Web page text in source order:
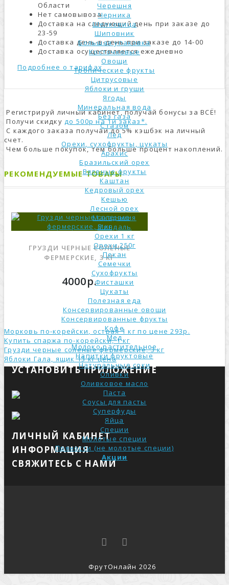
Черешня
Черника
Шелковица
Шиповник
Большая упаковка
Косточковые
Овощи
Тропические фрукты
Цитрусовые
Яблоки и груши
Ягоды
Минеральная вода
Без газа
С газом
Лёд
Орехи, сухофрукты, цукаты
Арахис
Бразильский орех
Вяленые фрукты
Каштан
Кедровый орех
Кешью
Лесной орех
Макадамия
Миндаль
Орехи 1 кг
Орехи 250г
Пекан
Семечки
Сухофрукты
Фисташки
Цукаты
Полезная еда
Консервированные овощи
Консервированные фрукты
Кофе
Мед
Молоко растительное
Напитки фруктовые
Натуральные соки
Оливки
Оливковое масло
Паста
Соусы для пасты
Суперфуды
Яйца
Специи
Молотые специи
Пряности (не молотые специи)
Акции
Области
Нет самовывоза
Доставка на следующий день при заказе до
23-59
Доставка день-в-день при заказе до 14-00
Доставка осуществляется ежедневно
Подробнее о тарифах
Регистрируй личный кабинет, получай бонусы за ВСЁ!
Получи скидкудо 500р на 1й заказ*.
С каждого заказа получай до 5% кэшбэк на личный
счет.
Чем больше покупок, тем больше процент накоплений.
РЕКОМЕНДУЕМЫЕ ТОВАРЫ
ГРУЗДИ ЧЕРНЫЕ СОЛЕНЫЕ
ФЕРМЕРСКИЕ, 3 КГ
4000р.
Морковь по-корейски, острая 1 кг по цене 293р.
Купить спаржа по-корейски, 1 кг
Грузди черные соленые фермерские, 3 кг
Яблоки Гала, ящик 13 кг ценa
УСТАНОВИТЬ ПРИЛОЖЕНИЕ
ЛИЧНЫЙ КАБИНЕТ
ИНФОРМАЦИЯ
СВЯЖИТЕСЬ С НАМИ
ФрутОнлайн 2026